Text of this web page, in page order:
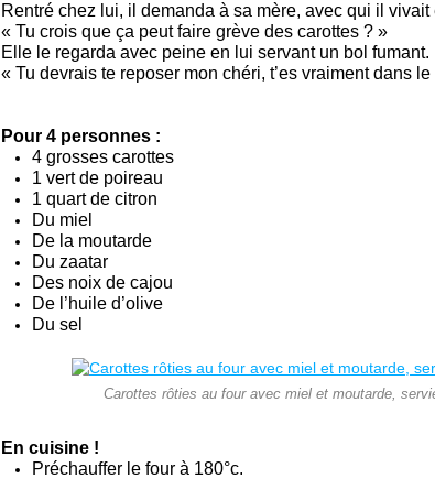
Rentré chez lui, il demanda à sa mère, avec qui il vivait
« Tu crois que ça peut faire grève des carottes ? »
Elle le regarda avec peine en lui servant un bol fumant.
« Tu devrais te reposer mon chéri, t’es vraiment dans
Pour 4 personnes :
4 grosses carottes
1 vert de poireau
1 quart de citron
Du miel
De la moutarde
Du zaatar
Des noix de cajou
De l’huile d’olive
Du sel
Carottes rôties au four avec miel et moutarde,
En cuisine !
Préchauffer le four à 180°c.